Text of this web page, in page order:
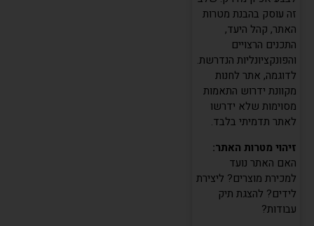
זה עוסק בהבנת מטרות
האתר, קהל היעד,
התכנים הרצויים
והפונקציונליות הנדרשת.
לדוגמה, אתר לחנות
מקוונת ידרוש התאמות
מסוימות שלא ידרשו
לאתר תדמיתי בלבד.
זיהוי מטרות האתר:
האם האתר נועד
למכירת מוצרים? ליצירת
לידים? להצגת תיק
עבודות?